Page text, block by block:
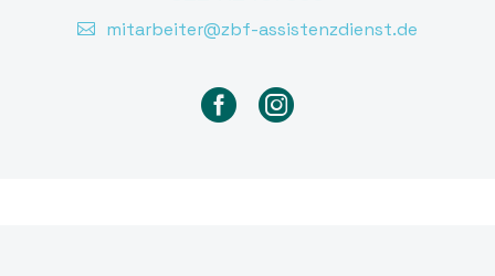
mitarbeiter@zbf-assistenzdienst.de